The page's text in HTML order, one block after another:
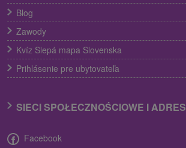
Blog
Zawody
Kvíz Slepá mapa Slovenska
Prihlásenie pre ubytovateľa
SIECI SPOŁECZNOŚCIOWE I ADRES
Facebook